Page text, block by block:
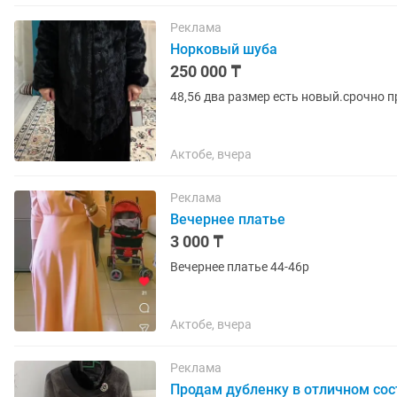
Реклама
Норковый шуба
250 000 ₸
48,56 два размер есть новый.срочно
Актобе, вчера
Реклама
Вечернее платье
3 000 ₸
Вечернее платье 44-46р
Актобе, вчера
Реклама
Продам дубленку в отличном